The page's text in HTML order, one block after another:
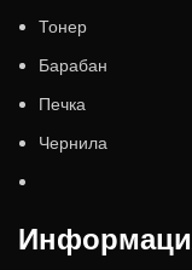
Тонер
Барабан
Печка
Чернила